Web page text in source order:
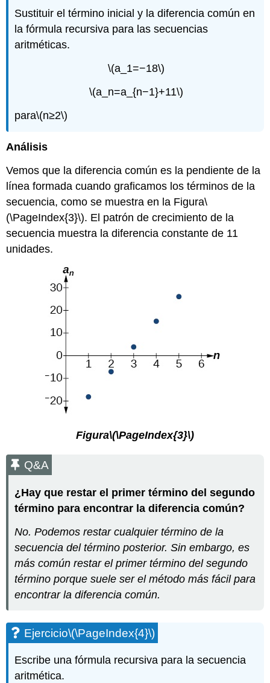
Sustituir el término inicial y la diferencia común en
la fórmula recursiva para las secuencias
aritméticas.
\(a_1=−18\)
\(a_n=a_{n−1}+11\)
para\(n≥2\)
Análisis
Vemos que la diferencia común es la pendiente de la
línea formada cuando graficamos los términos de la
secuencia, como se muestra en la Figura\
(\PageIndex{3}\). El patrón de crecimiento de la
secuencia muestra la diferencia constante de 11
unidades.
Figura\(\PageIndex{3}\)
Q&A
¿Hay que restar el primer término del segundo
término para encontrar la diferencia común?
No. Podemos restar cualquier término de la
secuencia del término posterior. Sin embargo, es
más común restar el primer término del segundo
término porque suele ser el método más fácil para
encontrar la diferencia común.
Ejercicio\(\PageIndex{4}\)
Escribe una fórmula recursiva para la secuencia
aritmética.